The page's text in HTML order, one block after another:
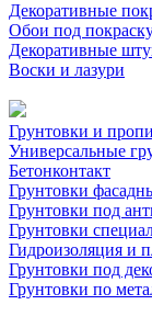
Декоративные
Обои под
Декоративные
Воски и лазури
Грунтовки и
Универсальные
Бетонконтакт
Грунтовки
Грунтовки под
Грунтовки
Гидроизоляция и
Грунтовки под
Грунтовки по